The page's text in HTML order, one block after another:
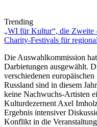
Trending
„WI für Kultur“, die Zweite
Charity-Festivals für
Die Auswahlkommission
Darbietungen ausgewählt.
verschiedenen
Russland sind in diesem
keine Nachwuchs-Artisten
Kulturdezernent Axel
Ergebnis intensiver
Konflikt in die